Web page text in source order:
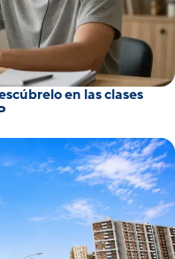
en las clases